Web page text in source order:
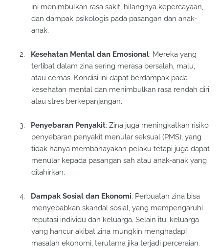
ini menimbulkan rasa sakit, hilangnya kepercayaan,
dan dampak psikologis pada pasangan dan anak-
anak.
2. Kesehatan Mental dan Emosional: Mereka yang
terlibat dalam zina sering merasa bersalah, malu,
atau cemas. Kondisi ini dapat berdampak pada
kesehatan mental dan menimbulkan rasa rendah diri
atau stres berkepanjangan.
3. Penyebaran Penyakit: Zina juga meningkatkan risiko
penyebaran penyakit menular seksual (PMS), yang
tidak hanya membahayakan pelaku tetapi juga dapat
menular kepada pasangan sah atau anak-anak yang
dilahirkan.
4. Dampak Sosial dan Ekonomi: Perbuatan zina bisa
menyebabkan skandal sosial, yang mempengaruhi
reputasi individu dan keluarga. Selain itu, keluarga
yang hancur akibat zina mungkin menghadapi
masalah ekonomi, terutama jika terjadi perceraian.